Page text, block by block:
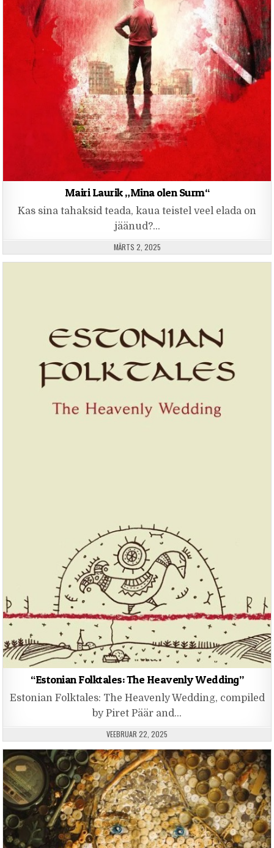
Mairi Laurik „Mina olen Surm“
Kas sina tahaksid teada, kaua teistel veel elada on
jäänud?…
PUBLISHED DATE:
MÄRTS 2, 2025
“Estonian Folktales: The Heavenly Wedding”
Estonian Folktales: The Heavenly Wedding, compiled
by Piret Päär and…
PUBLISHED DATE:
VEEBRUAR 22, 2025